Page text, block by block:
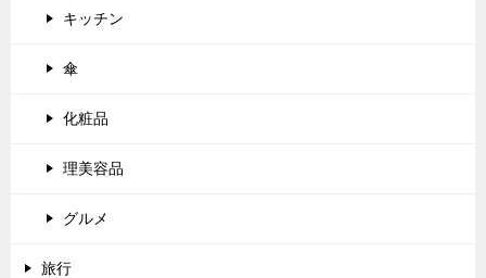
キッチン
傘
化粧品
理美容品
グルメ
旅行